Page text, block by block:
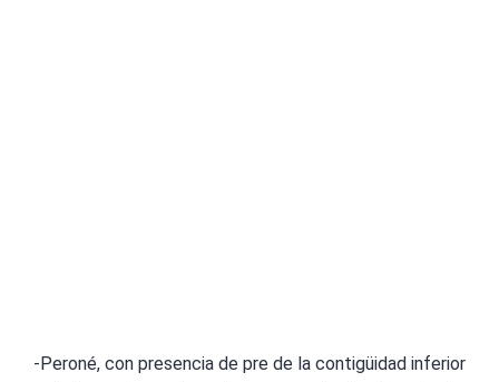
-Peroné, con presencia de pre de la contigüidad inferior